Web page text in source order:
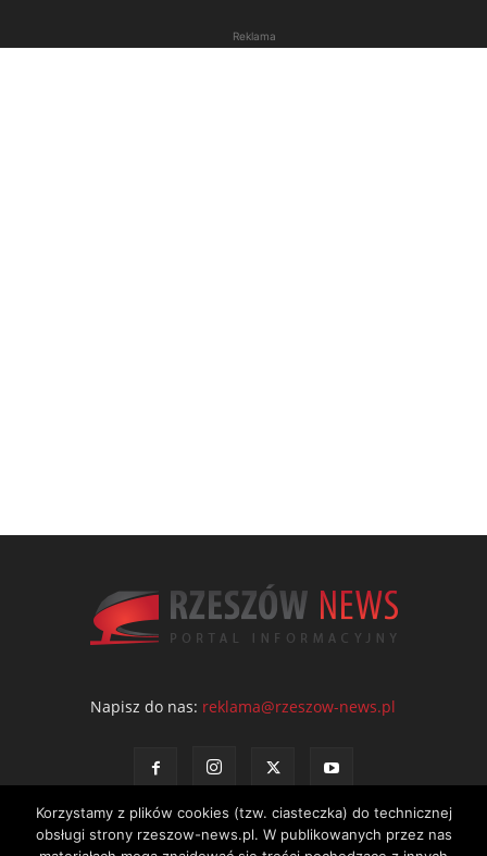
Reklama
Napisz do nas: reklama@rzeszow-news.pl
Korzystamy z plików cookies (tzw. ciasteczka) do technicznej
obsługi strony rzeszow-news.pl. W publikowanych przez nas